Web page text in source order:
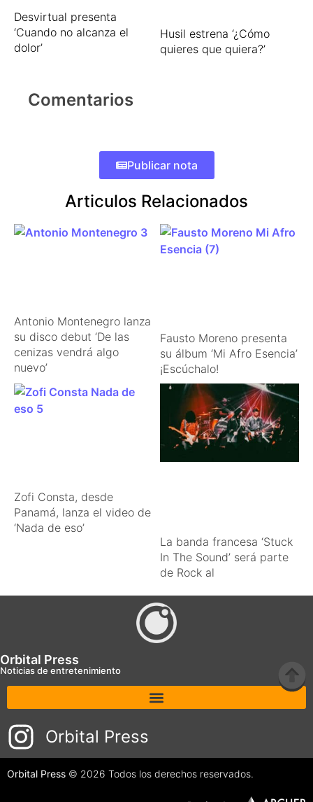
Desvirtual presenta
‘Cuando no alcanza el
dolor’
Husil estrena ‘¿Cómo
quieres que quiera?’
Comentarios
Publicar nota
Articulos Relacionados
Antonio Montenegro lanza
su disco debut ‘De las
cenizas vendrá algo
nuevo’
Fausto Moreno presenta
su álbum ‘Mi Afro Esencia’
¡Escúchalo!
Zofi Consta, desde
Panamá, lanza el video de
‘Nada de eso’
La banda francesa ‘Stuck
In The Sound’ será parte
de Rock al
Orbital Press
Noticias de entretenimiento
Orbital Press
Orbital Press © 2026 Todos los derechos reservados.